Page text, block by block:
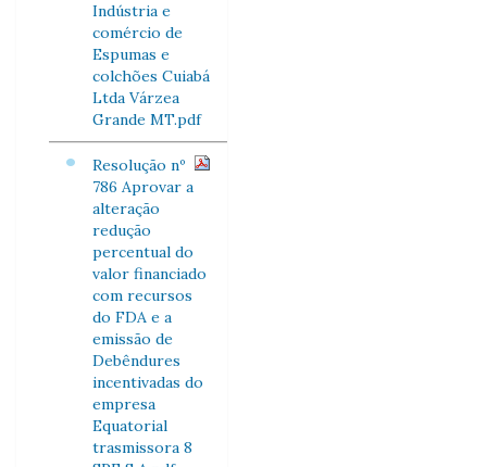
Indústria e
comércio de
Espumas e
colchões Cuiabá
Ltda Várzea
Grande MT.pdf
Resolução nº
786 Aprovar a
alteração
redução
percentual do
valor financiado
com recursos
do FDA e a
emissão de
Debêndures
incentivadas do
empresa
Equatorial
trasmissora 8